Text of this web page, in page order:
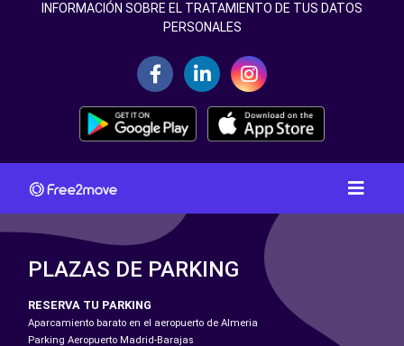
INFORMACIÓN SOBRE EL TRATAMIENTO DE TUS DATOS
PERSONALES
PLAZAS DE PARKING
RESERVA TU PARKING
Aparcamiento barato en el aeropuerto de Almeria
Parking Aeropuerto Madrid-Barajas